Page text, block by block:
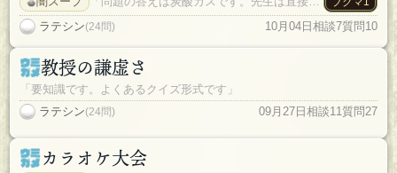
ラテシン(24問) 10月04日 相談7質問10
教授の謙虚さ
「要知識です。よくあるクイズ形式です」
ラテシン(24問) 09月27日 相談11質問27
カラオケ大会